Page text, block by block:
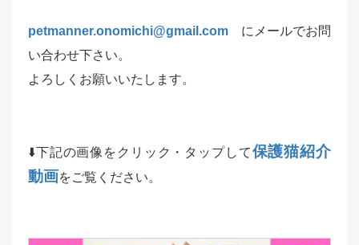
petmanner.onomichi@gmail.com にメールでお問
い合わせ下さい。
よろしくお願いいたします。
⬇️下記の画像をクリック・タップして保護猫紹介
動画をご覧ください。